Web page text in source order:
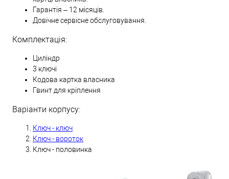
Гарантія – 12 місяців.
Довічне сервісне обслуговування.
Комплектація:
Циліндр
3 ключі
Кодова картка власника
Гвинт для кріплення
Варіанти корпусу:
Ключ - ключ
Ключ - вороток
Ключ - половинка